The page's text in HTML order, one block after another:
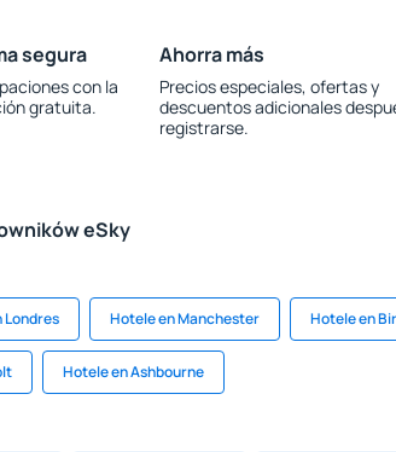
segura
con la
gratuita.
Ahorra más
Precios especiales, ofertas y
descuentos adicionales
registrarse.
eSky
Londres Hotele en Manchester Hotele en
Hotele en Ashbourne